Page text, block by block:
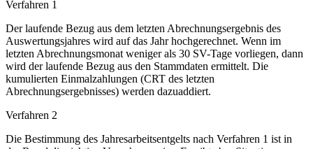
Verfahren 1
Der laufende Bezug aus dem letzten Abrechnungsergebnis des
Auswertungsjahres wird auf das Jahr hochgerechnet. Wenn im
letzten Abrechnungsmonat weniger als 30 SV-Tage vorliegen, dann
wird der laufende Bezug aus den Stammdaten ermittelt. Die
kumulierten Einmalzahlungen (CRT des letzten
Abrechnungsergebnisses) werden dazuaddiert.
Verfahren 2
Die Bestimmung des Jahresarbeitsentgelts nach Verfahren 1 ist in